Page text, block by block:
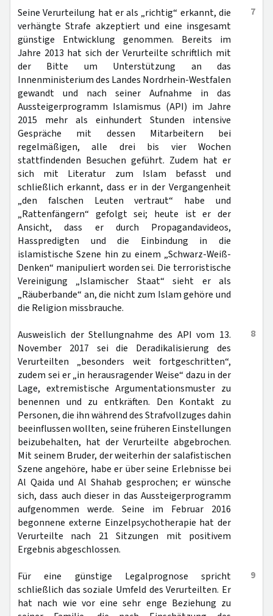
7
Seine Verurteilung hat er als „richtig“ erkannt, die
verhängte Strafe akzeptiert und eine insgesamt
günstige Entwicklung genommen. Bereits im
Jahre 2013 hat sich der Verurteilte schriftlich mit
der Bitte um Unterstützung an das
Innenministerium des Landes Nordrhein-Westfalen
gewandt und nach seiner Aufnahme in das
Aussteigerprogramm Islamismus (API) im Jahre
2015 mehr als einhundert Stunden intensive
Gespräche mit dessen Mitarbeitern bei
regelmäßigen, alle drei bis vier Wochen
stattfindenden Besuchen geführt. Zudem hat er
sich mit Literatur zum Islam befasst und
schließlich erkannt, dass er in der Vergangenheit
„den falschen Leuten vertraut“ habe und
„Rattenfängern“ gefolgt sei; heute ist er der
Ansicht, dass er durch Propagandavideos,
Hasspredigten und die Einbindung in die
islamistische Szene hin zu einem „Schwarz-Weiß-
Denken“ manipuliert worden sei. Die terroristische
Vereinigung „Islamischer Staat“ sieht er als
„Räuberbande“ an, die nicht zum Islam gehöre und
die Religion missbrauche.
8
Ausweislich der Stellungnahme des API vom 13.
November 2017 sei die Deradikalisierung des
Verurteilten „besonders weit fortgeschritten“,
zudem sei er „in herausragender Weise“ dazu in der
Lage, extremistische Argumentationsmuster zu
benennen und zu entkräften. Den Kontakt zu
Personen, die ihn während des Strafvollzuges dahin
beeinflussen wollten, seine früheren Einstellungen
beizubehalten, hat der Verurteilte abgebrochen.
Mit seinem Bruder, der weiterhin der salafistischen
Szene angehöre, habe er über seine Erlebnisse bei
Al Qaida und Al Shahab gesprochen; er wünsche
sich, dass auch dieser in das Aussteigerprogramm
aufgenommen werde. Seine im Februar 2016
begonnene externe Einzelpsychotherapie hat der
Verurteilte nach 21 Sitzungen mit positivem
Ergebnis abgeschlossen.
9
Für eine günstige Legalprognose spricht
schließlich das soziale Umfeld des Verurteilten. Er
hat nach wie vor eine sehr enge Beziehung zu